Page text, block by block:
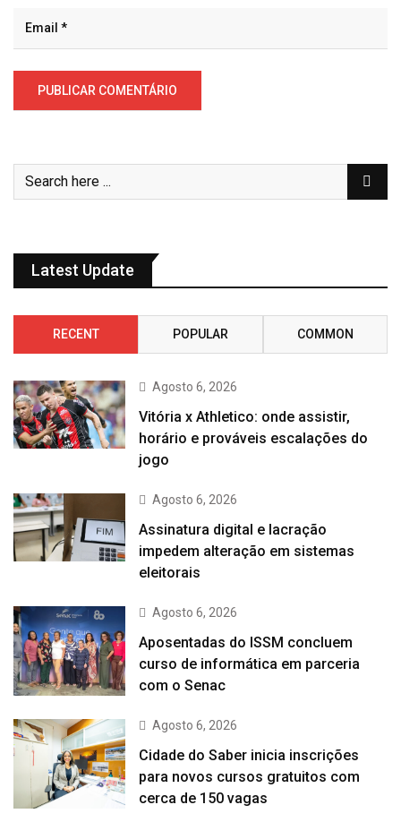
Latest Update
RECENT POPULAR COMMON
Agosto 6, 2026
Vitória x Athletico: onde assistir,
horário e prováveis escalações do
jogo
Agosto 6, 2026
Assinatura digital e lacração
impedem alteração em sistemas
eleitorais
Agosto 6, 2026
Aposentadas do ISSM concluem
curso de informática em parceria
com o Senac
Agosto 6, 2026
Cidade do Saber inicia inscrições
para novos cursos gratuitos com
cerca de 150 vagas